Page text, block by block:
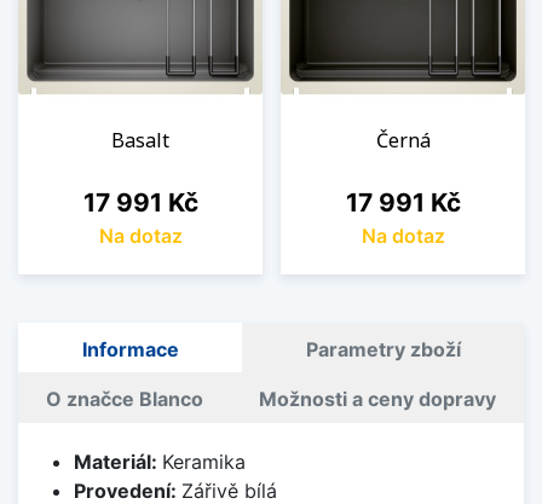
Basalt
Cena
17 991 Kč
Na dotaz
Černá
Cena
17 991 Kč
Na dotaz
Informace Parametry zboží
O značce Blanco Možnosti a ceny dopravy
Materiál: Keramika
Provedení: Zářivě bílá